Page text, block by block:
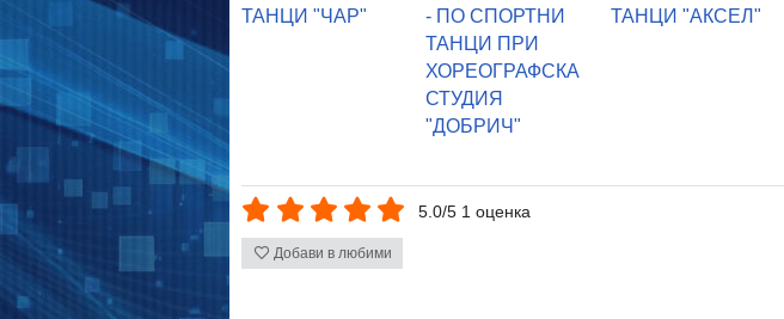
ТАНЦИ "ЧАР"
- ПО СПОРТНИ
ТАНЦИ ПРИ
ХОРЕОГРАФСКА
СТУДИЯ
"ДОБРИЧ"
ТАНЦИ "АКСЕЛ"
5.0/5 1 оценка
Добави в любими